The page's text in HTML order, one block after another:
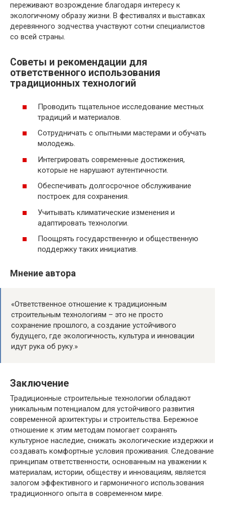
переживают возрождение благодаря интересу к
экологичному образу жизни. В фестивалях и выставках
деревянного зодчества участвуют сотни специалистов
со всей страны.
Советы и рекомендации для
ответственного использования
традиционных технологий
Проводить тщательное исследование местных
традиций и материалов.
Сотрудничать с опытными мастерами и обучать
молодежь.
Интегрировать современные достижения,
которые не нарушают аутентичности.
Обеспечивать долгосрочное обслуживание
построек для сохранения.
Учитывать климатические изменения и
адаптировать технологии.
Поощрять государственную и общественную
поддержку таких инициатив.
Мнение автора
«Ответственное отношение к традиционным
строительным технологиям – это не просто
сохранение прошлого, а создание устойчивого
будущего, где экологичность, культура и инновации
идут рука об руку.»
Заключение
Традиционные строительные технологии обладают
уникальным потенциалом для устойчивого развития
современной архитектуры и строительства. Бережное
отношение к этим методам помогает сохранять
культурное наследие, снижать экологические издержки и
создавать комфортные условия проживания. Следование
принципам ответственности, основанным на уважении к
материалам, истории, обществу и инновациям, является
залогом эффективного и гармоничного использования
традиционного опыта в современном мире.